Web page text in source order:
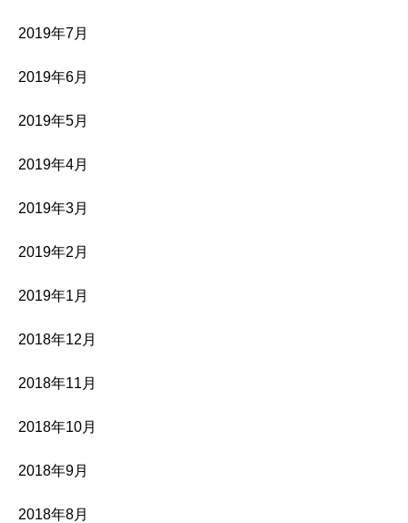
2019年7月
2019年6月
2019年5月
2019年4月
2019年3月
2019年2月
2019年1月
2018年12月
2018年11月
2018年10月
2018年9月
2018年8月